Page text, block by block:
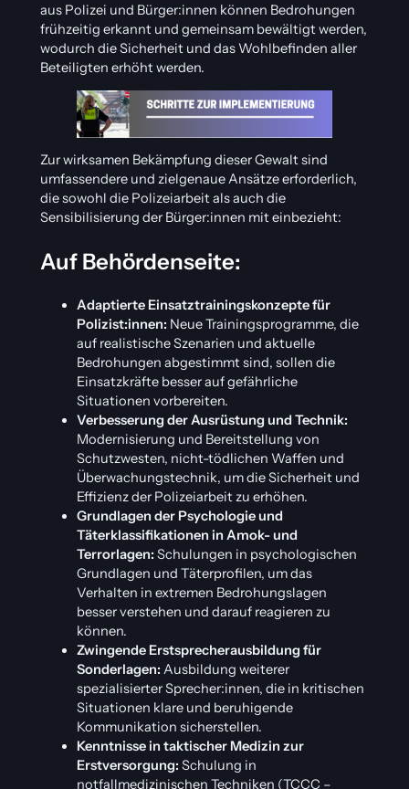
aus Polizei und Bürger:innen können Bedrohungen
frühzeitig erkannt und gemeinsam bewältigt werden,
wodurch die Sicherheit und das Wohlbefinden aller
Beteiligten erhöht werden.
Zur wirksamen Bekämpfung dieser Gewalt sind
umfassendere und zielgenaue Ansätze erforderlich,
die sowohl die Polizeiarbeit als auch die
Sensibilisierung der Bürger:innen mit einbezieht:
Auf Behördenseite:
Adaptierte Einsatztrainingskonzepte für
Polizist:innen: Neue Trainingsprogramme, die
auf realistische Szenarien und aktuelle
Bedrohungen abgestimmt sind, sollen die
Einsatzkräfte besser auf gefährliche
Situationen vorbereiten.
Verbesserung der Ausrüstung und Technik:
Modernisierung und Bereitstellung von
Schutzwesten, nicht-tödlichen Waffen und
Überwachungstechnik, um die Sicherheit und
Effizienz der Polizeiarbeit zu erhöhen.
Grundlagen der Psychologie und
Täterklassifikationen in Amok- und
Terrorlagen: Schulungen in psychologischen
Grundlagen und Täterprofilen, um das
Verhalten in extremen Bedrohungslagen
besser verstehen und darauf reagieren zu
können.
Zwingende Erstsprecherausbildung für
Sonderlagen: Ausbildung weiterer
spezialisierter Sprecher:innen, die in kritischen
Situationen klare und beruhigende
Kommunikation sicherstellen.
Kenntnisse in taktischer Medizin zur
Erstversorgung: Schulung in
notfallmedizinischen Techniken (TCCC –